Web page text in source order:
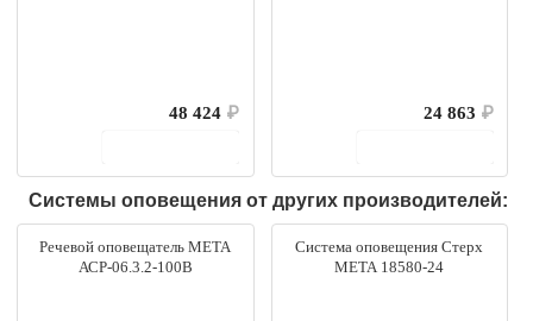
48 424 ₽
24 863 ₽
Системы оповещения от других производителей:
Речевой оповещатель МЕТА
АСР-06.3.2-100В
Система оповещения Стерх
МЕТА 18580-24